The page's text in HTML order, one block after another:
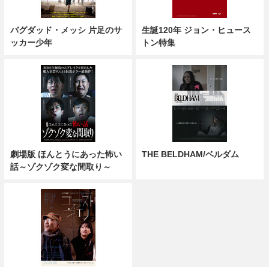
バグダッド・メッシ 片足のサ
ッカー少年
生誕120年 ジョン・ヒュース
トン特集
劇場版 ほんとうにあった怖い
話～ゾクゾク変な間取り～
THE BELDHAM/ベルダム